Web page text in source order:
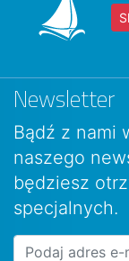
Newsletter
Bądź z nami
naszego
będziesz
specjalnych.